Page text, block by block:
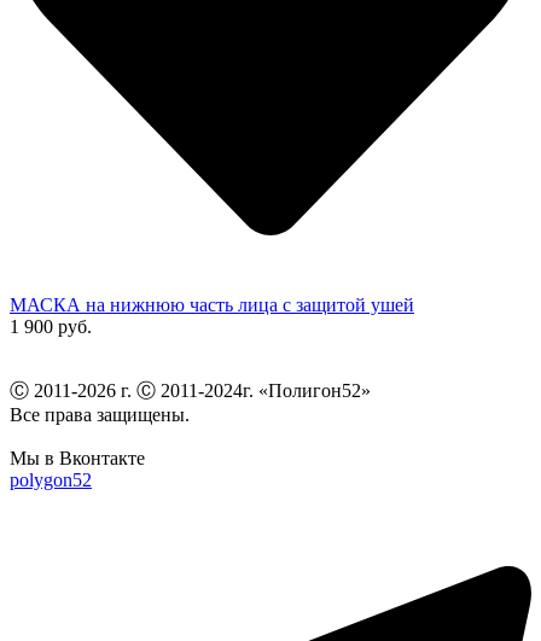
МАСКА на нижнюю часть лица с защитой ушей
1 900 руб.
Ⓒ 2011-2026 г. Ⓒ 2011-2024г. «Полигон52»
Все права защищены.
Мы в Вконтакте
polygon52